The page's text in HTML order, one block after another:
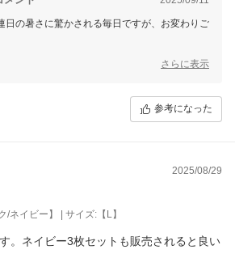
日の暑さに驚かされる毎日ですが、お変わりご
をご投稿いただき、心より御礼申し上げます。
と、スタッフ一同感謝の気持ちでいっぱいで
要なお客様へは、別途メールにてご対応させて
ぞご安心くださいませ。
ただけるよう、精一杯努めてまいります。
いいたします。
さらに表示
参考になった
2025/08/29
/ネイビー】 | サイズ:【L】
。ネイビー3枚セットも販売されると良い